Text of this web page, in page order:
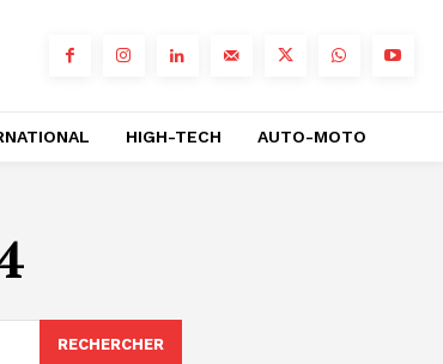
HIGH-TECH AUTO-MOTO
RECHERCHER